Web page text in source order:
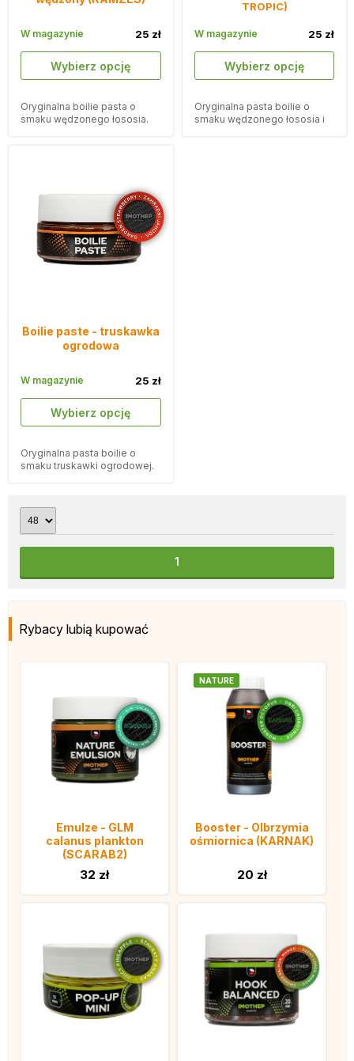
Wybierz opcję
25 zł
W magazynie
Oryginalna boilie pasta o
smaku wędzonego łososia.
TROPIC)
Wybierz opcję
25 zł
W magazynie
Oryginalna pasta boilie o
smaku wędzonego łososia i
Boilie paste - truskawka
ogrodowa
Wybierz opcję
25 zł
W magazynie
Oryginalna pasta boilie o
smaku truskawki ogrodowej.
1
Rybacy lubią kupować
Emulze - GLM
calanus plankton
(SCARAB2)
32 zł
NATURE
Booster - Olbrzymia
ośmiornica (KARNAK)
20 zł